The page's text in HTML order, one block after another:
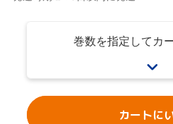
巻数を指定してカ
カートに